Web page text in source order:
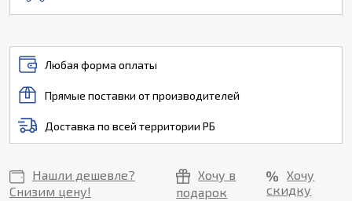
Любая форма оплаты
Прямые поставки от производителей
Доставка по всей территории РБ
Нашли дешевле?
Снизим цену!
Хочу в
подарок
Хочу
скидку